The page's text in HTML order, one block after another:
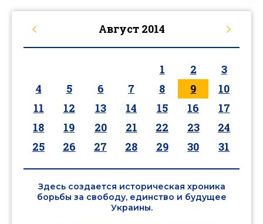
Август 2014
1 2
3
4
5 6 7 8 9
10
11
12 13 14 15 16
17
18
19 20 21 22 23
24
25
26 27 28 29 30 31
Здесь создается историческая хроника
борьбы за свободу, единство и будущее
Украины.